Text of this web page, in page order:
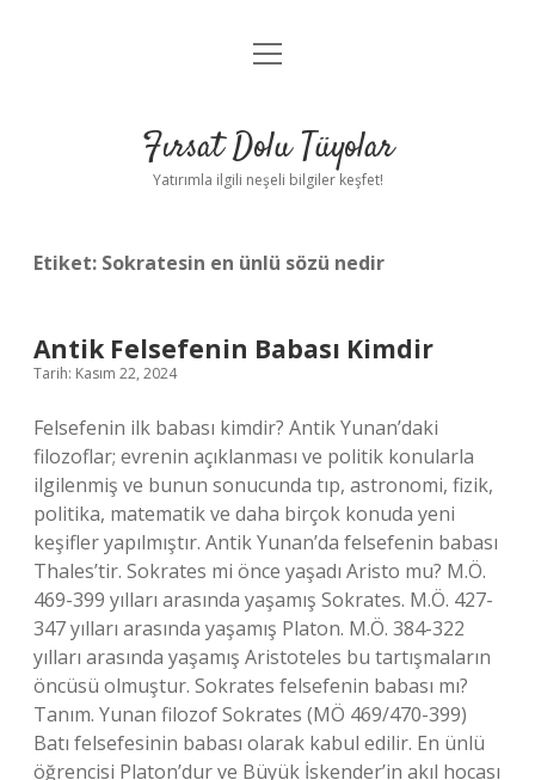
Gizlilik Politikası
Yasal Uyarı
menüyü
Fırsat Dolu Tüyolar
Yatırımla ilgili neşeli bilgiler keşfet!
Etiket: Sokratesin en ünlü sözü nedir
Antik Felsefenin Babası Kimdir
Tarih: Kasım 22, 2024
Felsefenin ilk babası kimdir? Antik Yunan’daki
filozoflar; evrenin açıklanması ve politik konularla
ilgilenmiş ve bunun sonucunda tıp, astronomi, fizik,
politika, matematik ve daha birçok konuda yeni
keşifler yapılmıştır. Antik Yunan’da felsefenin babası
Thales’tir. Sokrates mi önce yaşadı Aristo mu? M.Ö.
469-399 yılları arasında yaşamış Sokrates. M.Ö. 427-
347 yılları arasında yaşamış Platon. M.Ö. 384-322
yılları arasında yaşamış Aristoteles bu tartışmaların
öncüsü olmuştur. Sokrates felsefenin babası mı?
Tanım. Yunan filozof Sokrates (MÖ 469/470-399)
Batı felsefesinin babası olarak kabul edilir. En ünlü
öğrencisi Platon’dur ve Büyük İskender’in akıl hocası